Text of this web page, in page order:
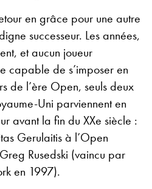
en grâce pour une autre
successeur. Les années,
et aucun joueur
capable de s’imposer en
de l’ère Open, seuls deux
Uni parviennent en
avant la fin du XXe siècle :
Gerulaitis à l’Open
Rusedski (vaincu par
en 1997).